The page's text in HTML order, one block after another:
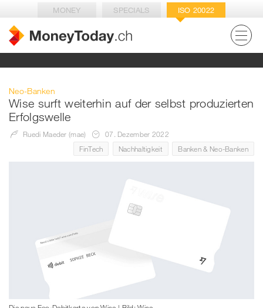
MONEY SPECIALS ISO 20022
Neo-Banken
Wise surft weiterhin auf der selbst produzierten
Erfolgswelle
Ruedi Maeder (mae)
07. Dezember 2022
FinTech
Nachhaltigkeit Banken & Neo-Banken